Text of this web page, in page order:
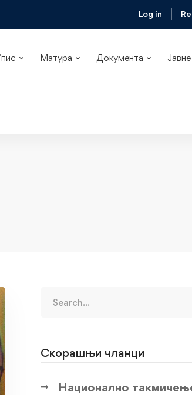
Log in
Матура Документа
for:
Скорашњи чланци
Национално